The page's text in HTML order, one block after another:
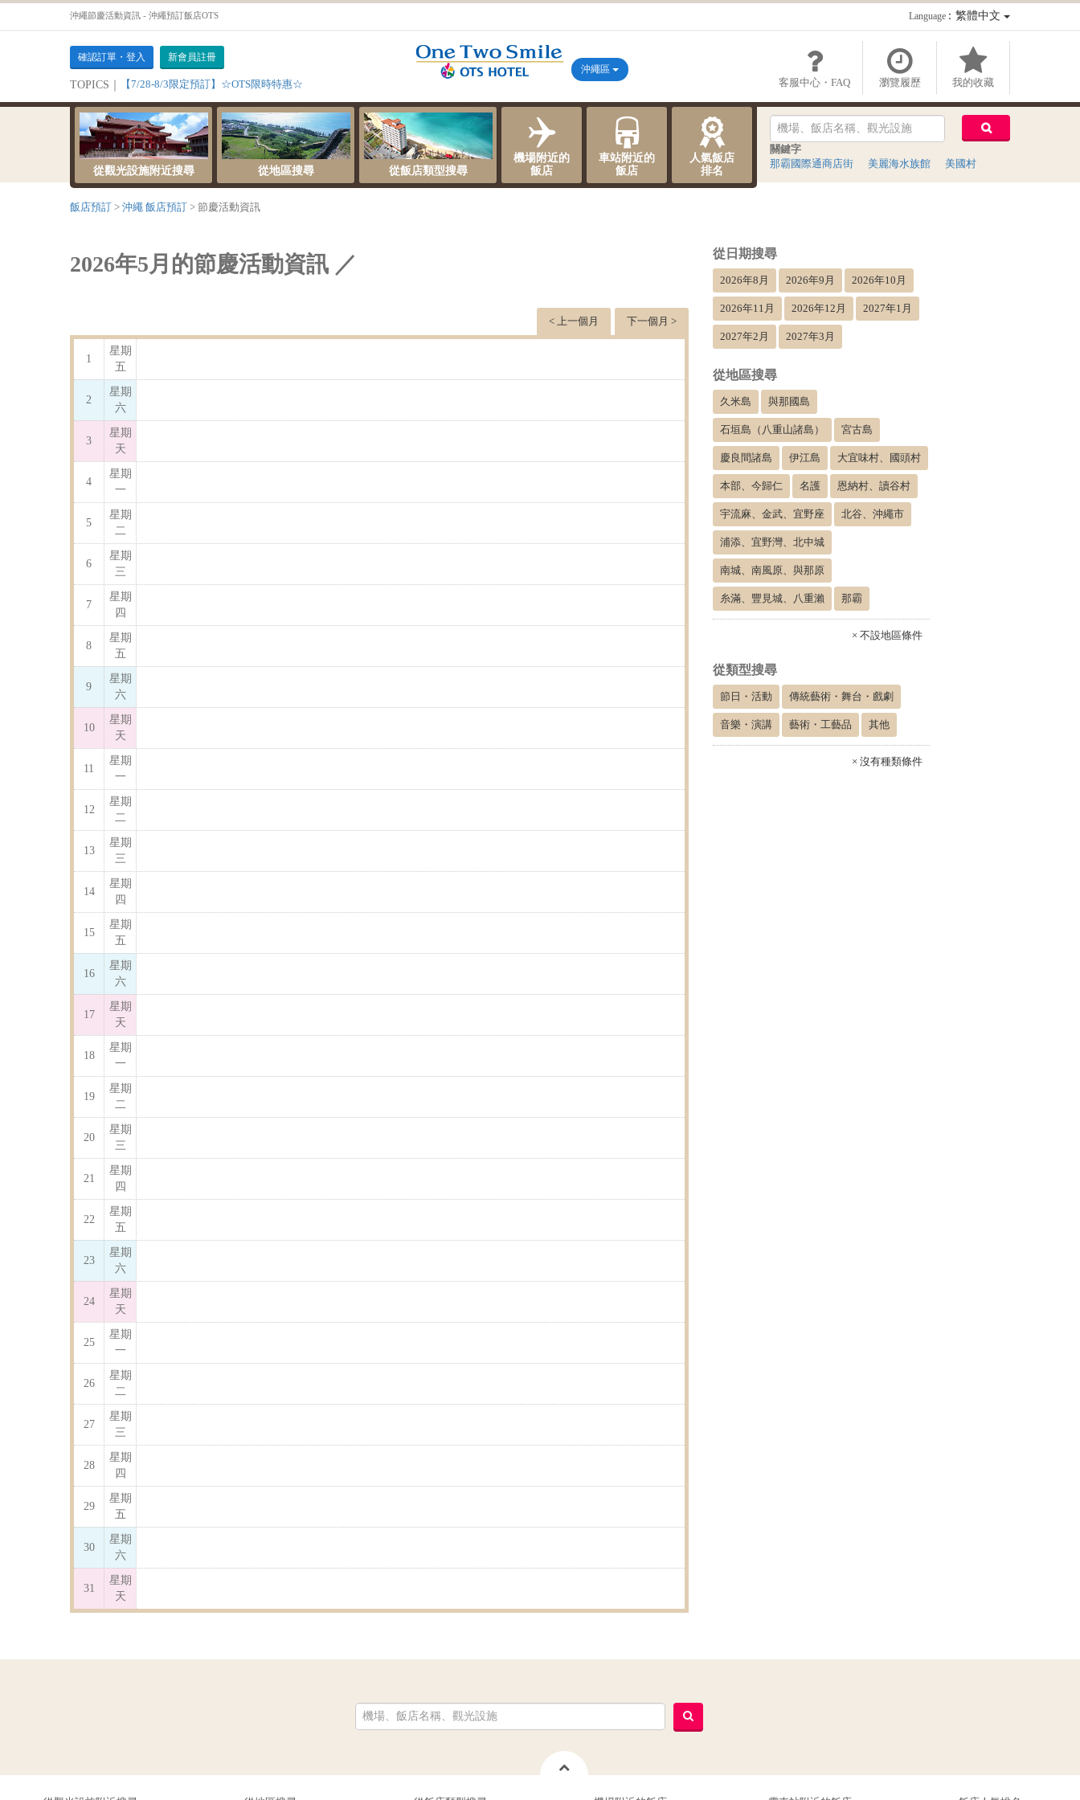
沖繩節慶活動資訊 - 沖繩預訂飯店OTS Language：繁體中文
確認訂單・登入 新會員註冊
TOPICS｜ 【7/28-8/3限定預訂】☆OTS限時特惠☆ 客服中心・FAQ 瀏覽履歷 我的收藏
沖繩區
從觀光設施附近搜尋 從地區搜尋 從飯店類型搜尋
機場附近的
飯店
車站附近的
飯店
人氣飯店
排名
關鍵字
那霸國際通商店街
美麗海水族館 美國村
飯店預訂 沖繩 飯店預訂 節慶活動資訊
2026年5月的節慶活動資訊 ／
下一個月 >
< 上一個月
1
星期
五
2
星期
六
3
星期
天
4
星期
一
5
星期
二
6
星期
三
7
星期
四
8
星期
五
9
星期
六
10
星期
天
11
星期
一
12
星期
二
13
星期
三
14
星期
四
15
星期
五
16
星期
六
17
星期
天
18
星期
一
19
星期
二
20
星期
三
21
星期
四
22
星期
五
23
星期
六
24
星期
天
25
星期
一
26
星期
二
27
星期
三
28
星期
四
29
星期
五
30
星期
六
31
星期
天
從日期搜尋
2026年8月 2026年9月 2026年10月
2026年11月 2026年12月 2027年1月
2027年2月 2027年3月
從地區搜尋
久米島 與那國島
石垣島（八重山諸島） 宮古島
慶良間諸島 伊江島 大宜味村、國頭村
本部、今歸仁 名護 恩納村、讀谷村
宇流麻、金武、宜野座 北谷、沖繩市
浦添、宜野灣、北中城
南城、南風原、與那原
糸滿、豐見城、八重瀨 那霸
× 不設地區條件
從類型搜尋
節日・活動 傳統藝術・舞台・戲劇
音樂・演講 藝術・工藝品 其他
× 沒有種類條件